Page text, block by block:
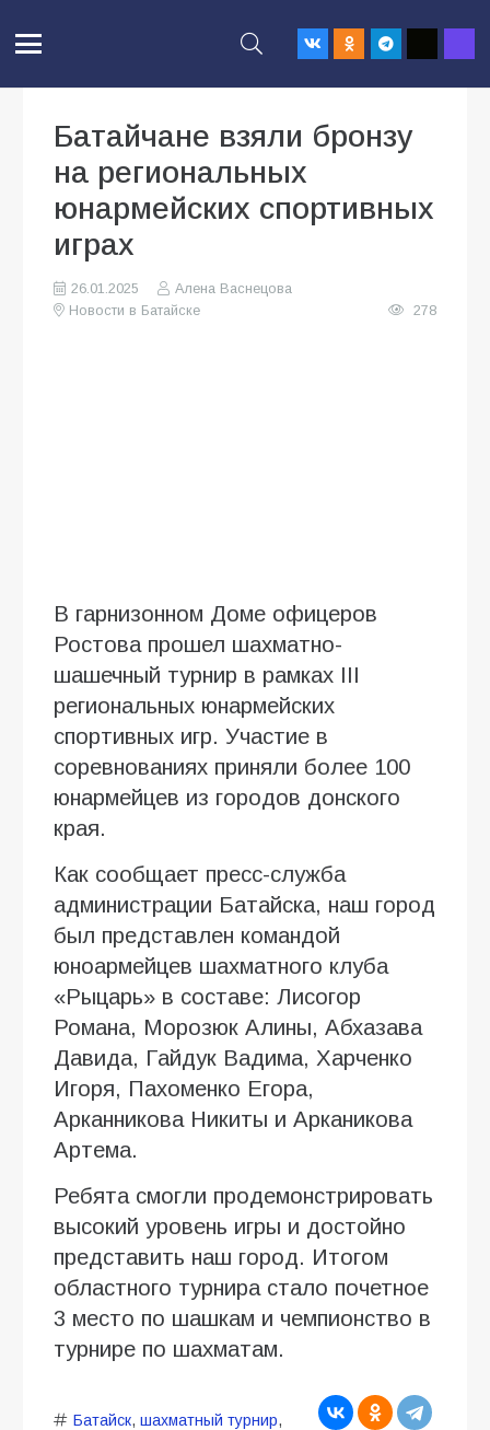
Батайчане взяли бронзу
на региональных
юнармейских спортивных
играх
26.01.2025
Алена Васнецова
Новости в Батайске
278
В гарнизонном Доме офицеров
Ростова прошел шахматно-
шашечный турнир в рамках III
региональных юнармейских
спортивных игр. Участие в
соревнованиях приняли более 100
юнармейцев из городов донского
края.
Как сообщает пресс-служба
администрации Батайска, наш город
был представлен командой
юноармейцев шахматного клуба
«Рыцарь» в составе: Лисогор
Романа, Морозюк Алины, Абхазава
Давида, Гайдук Вадима, Харченко
Игоря, Пахоменко Егора,
Арканникова Никиты и Арканикова
Артема.
Ребята смогли продемонстрировать
высокий уровень игры и достойно
представить наш город. Итогом
областного турнира стало почетное
3 место по шашкам и чемпионство в
турнире по шахматам.
Батайск, шахматный турнир,